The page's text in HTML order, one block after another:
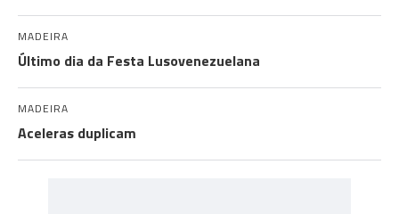
MADEIRA
Último dia da Festa Lusovenezuelana
MADEIRA
Aceleras duplicam